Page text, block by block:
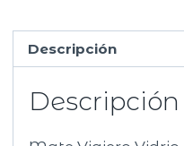
cantidad
Descripción
Descripción